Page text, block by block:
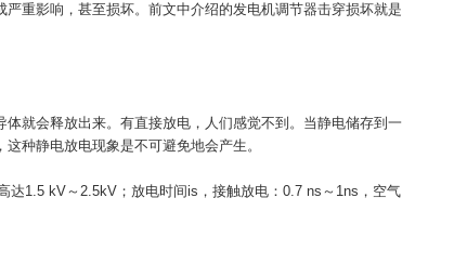
重影响，甚至损坏。前文中介绍的发电机调节器击穿损坏就是
就会释放出来。有直接放电，人们感觉不到。当静电储存到一
种静电放电现象是不可避免地会产生。
达1.5 kV～2.5kV；放电时间is，接触放电：0.7 ns～1ns，空气